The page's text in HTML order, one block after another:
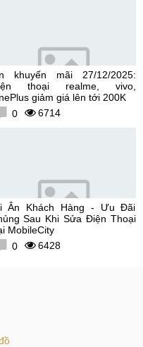
khuyến mãi 27/12/2025:
thoại realme, vivo,
giảm giá lên tới 200K
0
6714
Ân Khách Hàng - Ưu Đãi
Sau Khi Sửa Điện Thoại
MobileCity
0
6428